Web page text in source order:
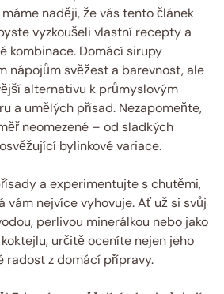
naději, že vás tento článek
vyzkoušeli vlastní recepty a
kombinace. Domácí sirupy
nápojům svěžest a barevnost, ale
alternativu k průmyslovým
a umělých přísad. Nezapomeňte,
neomezené – od sladkých
bylinkové variace.
a experimentujte s chutěmi,
vám nejvíce vyhovuje. Ať už si svůj
perlivou minerálkou nebo jako
určitě oceníte nejen jeho
radost z domácí přípravy.